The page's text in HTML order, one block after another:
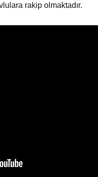
rakip olmaktadır.